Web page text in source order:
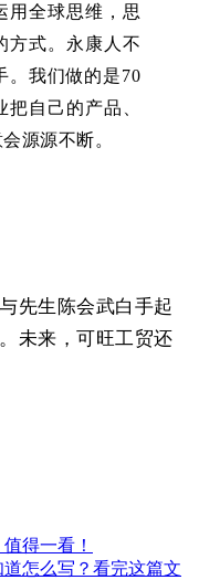
用全球思维，思
方式。永康人不
。我们做的是70
自己的产品、
源源不断。
先生陈会武白手起
未来，可旺工贸还
得一看！
怎么写？看完这篇文